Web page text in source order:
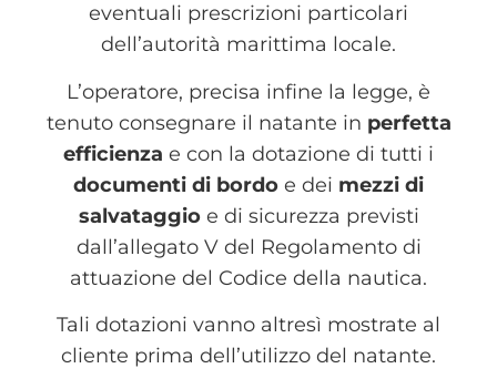
eventuali prescrizioni particolari
dell’autorità marittima locale.
L’operatore, precisa infine la legge, è
tenuto consegnare il natante in perfetta
efficienza e con la dotazione di tutti i
documenti di bordo e dei mezzi di
salvataggioe di sicurezza previsti
dall’allegato V del Regolamento di
attuazione del Codice della nautica.
Tali dotazioni vanno altresì mostrate al
cliente prima dell’utilizzo del natante.